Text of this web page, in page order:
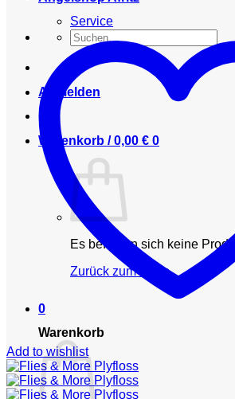
Service
Suchen
nach:
Anmelden
Warenkorb /0,00 € 0
Es befinden sich keine
Zurück zum Shop
0
Warenkorb
Add to wishlist